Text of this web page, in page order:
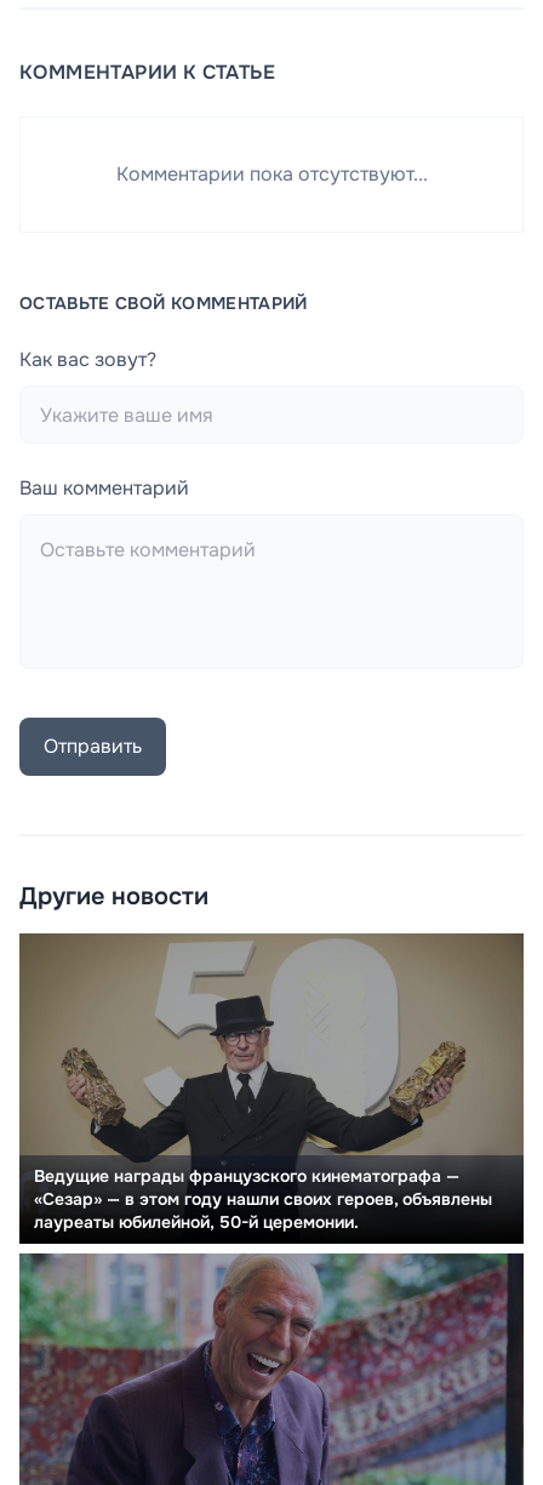
КОММЕНТАРИИ К СТАТЬЕ
Комментарии пока отсутствуют...
ОСТАВЬТЕ СВОЙ КОММЕНТАРИЙ
Как вас зовут?
Ваш комментарий
Отправить
Другие новости
Ведущие награды французского кинематографа —
«Сезар» — в этом году нашли своих героев, объявлены
лауреаты юбилейной, 50-й церемонии.